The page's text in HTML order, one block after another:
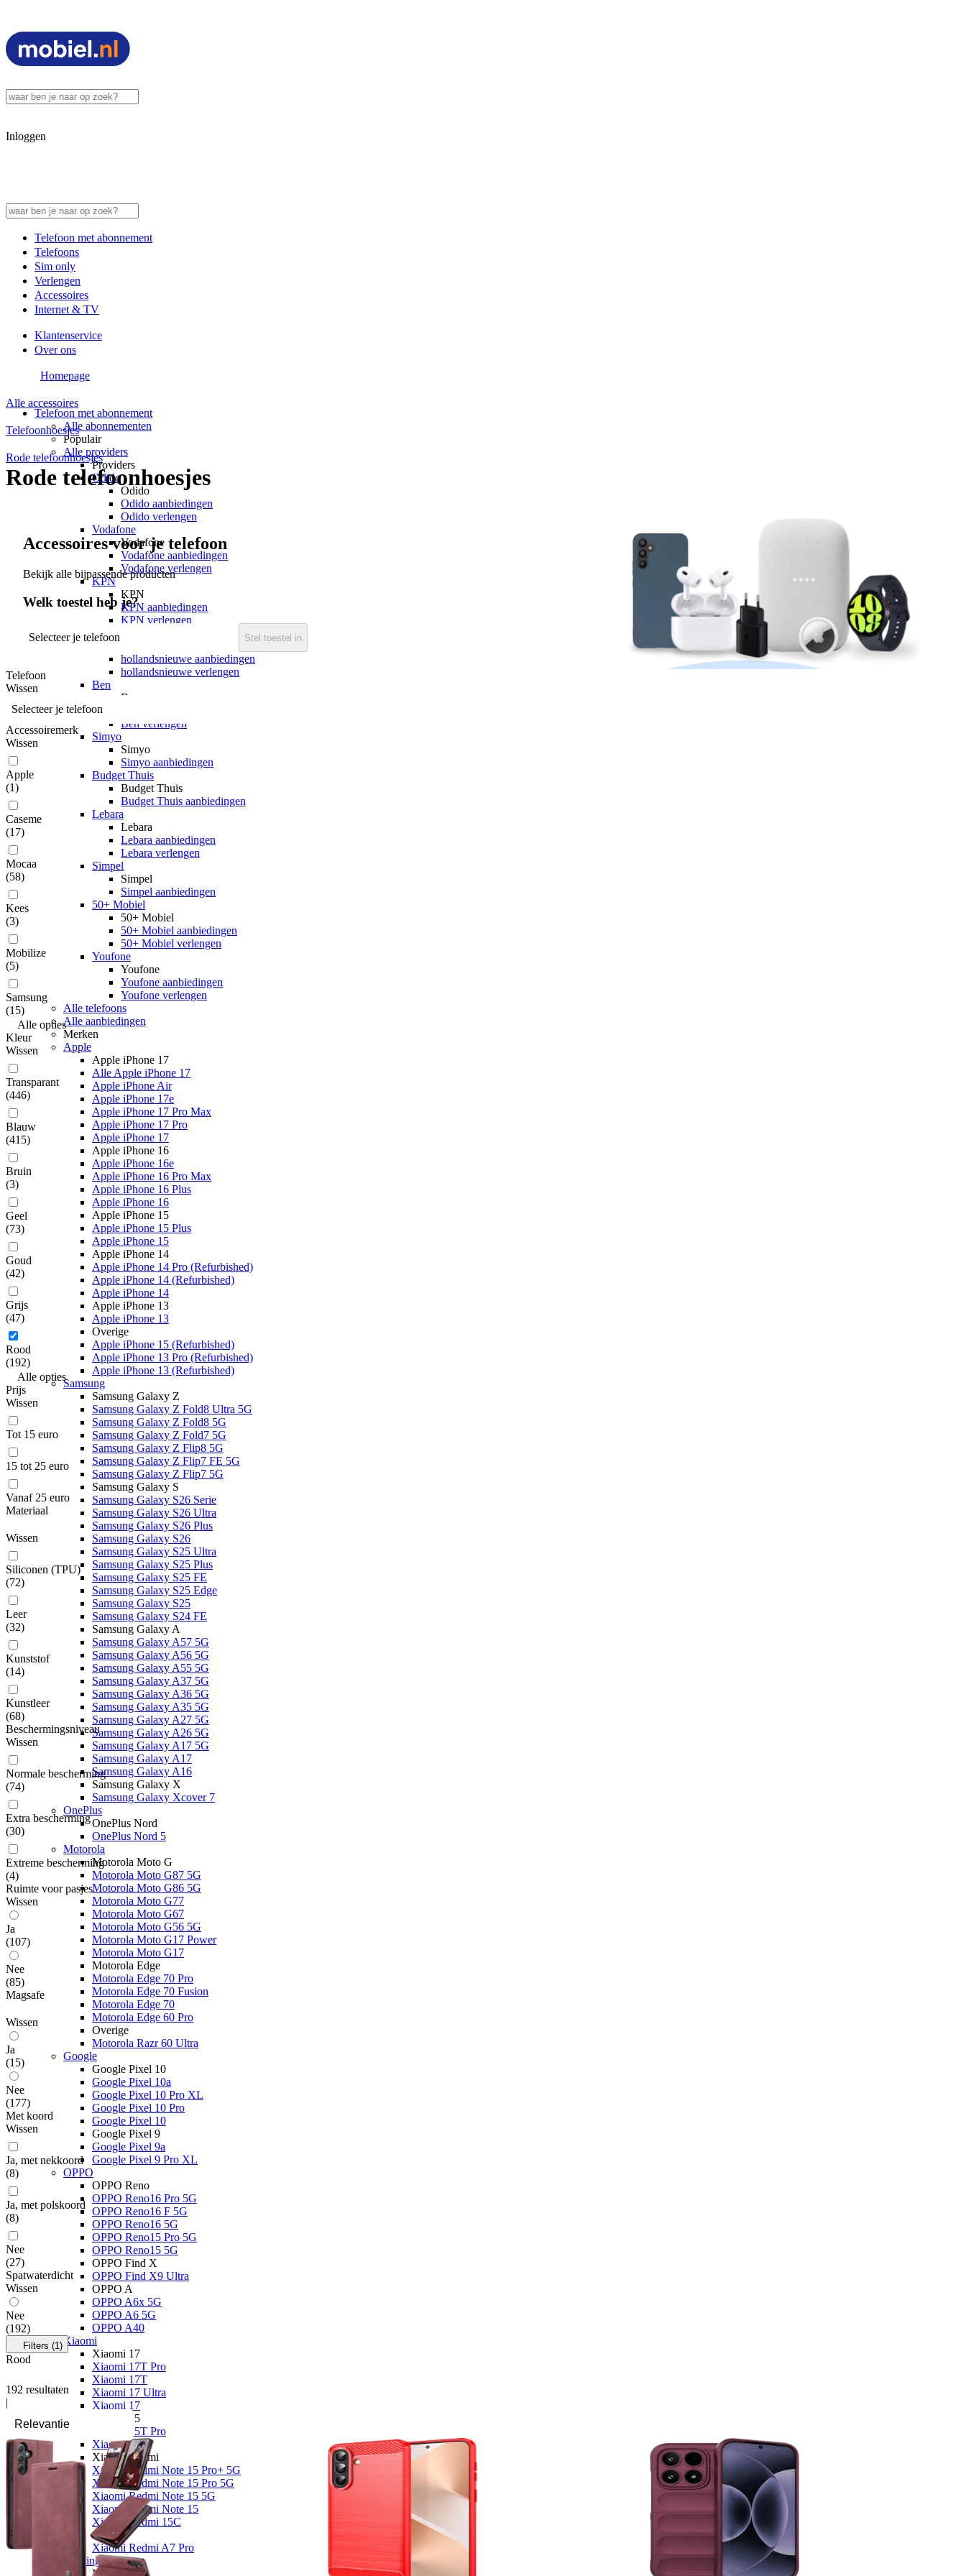
Inloggen
Telefoon met abonnement
Telefoons
Sim only
Verlengen
Accessoires
Internet & TV
Klantenservice
Over ons
Telefoon met abonnement
Alle abonnementen
Populair
Alle providers
Providers
Odido
Odido
Odido aanbiedingen
Odido verlengen
Vodafone
Vodafone
Vodafone aanbiedingen
Vodafone verlengen
KPN
KPN
KPN aanbiedingen
KPN verlengen
hollandsnieuwe
hollandsnieuwe aanbiedingen
hollandsnieuwe verlengen
Ben
Ben
Ben verlengen
Simyo
Simyo
Simyo aanbiedingen
Budget Thuis
Budget Thuis
Budget Thuis aanbiedingen
Lebara
Lebara
Lebara aanbiedingen
Lebara verlengen
Simpel
Simpel
Simpel aanbiedingen
50+ Mobiel
50+ Mobiel
50+ Mobiel aanbiedingen
50+ Mobiel verlengen
Youfone
Youfone
Youfone aanbiedingen
Youfone verlengen
Alle telefoons
Alle aanbiedingen
Merken
Apple
Apple iPhone 17
Alle Apple iPhone 17
Apple iPhone Air
Apple iPhone 17e
Apple iPhone 17 Pro Max
Apple iPhone 17 Pro
Apple iPhone 17
Apple iPhone 16
Apple iPhone 16e
Apple iPhone 16 Pro Max
Apple iPhone 16 Plus
Apple iPhone 16
Apple iPhone 15
Apple iPhone 15 Plus
Apple iPhone 15
Apple iPhone 14
Apple iPhone 14 Pro (Refurbished)
Apple iPhone 14 (Refurbished)
Apple iPhone 14
Apple iPhone 13
Apple iPhone 13
Overige
Apple iPhone 15 (Refurbished)
Apple iPhone 13 Pro (Refurbished)
Apple iPhone 13 (Refurbished)
Samsung
Samsung Galaxy Z
Samsung Galaxy Z Fold8 Ultra 5G
Samsung Galaxy Z Fold8 5G
Samsung Galaxy Z Fold7 5G
Samsung Galaxy Z Flip8 5G
Samsung Galaxy Z Flip7 FE 5G
Samsung Galaxy Z Flip7 5G
Samsung Galaxy S
Samsung Galaxy S26 Serie
Samsung Galaxy S26 Ultra
Samsung Galaxy S26 Plus
Samsung Galaxy S26
Samsung Galaxy S25 Ultra
Samsung Galaxy S25 Plus
Samsung Galaxy S25 FE
Samsung Galaxy S25 Edge
Samsung Galaxy S25
Samsung Galaxy S24 FE
Samsung Galaxy A
Samsung Galaxy A57 5G
Samsung Galaxy A56 5G
Samsung Galaxy A55 5G
Samsung Galaxy A37 5G
Samsung Galaxy A36 5G
Samsung Galaxy A35 5G
Samsung Galaxy A27 5G
Samsung Galaxy A26 5G
Samsung Galaxy A17 5G
Samsung Galaxy A17
Samsung Galaxy A16
Samsung Galaxy X
Samsung Galaxy Xcover 7
OnePlus
OnePlus Nord
OnePlus Nord 5
Motorola
Motorola Moto G
Motorola Moto G87 5G
Motorola Moto G86 5G
Motorola Moto G77
Motorola Moto G67
Motorola Moto G56 5G
Motorola Moto G17 Power
Motorola Moto G17
Motorola Edge
Motorola Edge 70 Pro
Motorola Edge 70 Fusion
Motorola Edge 70
Motorola Edge 60 Pro
Overige
Motorola Razr 60 Ultra
Google
Google Pixel 10
Google Pixel 10a
Google Pixel 10 Pro XL
Google Pixel 10 Pro
Google Pixel 10
Google Pixel 9
Google Pixel 9a
Google Pixel 9 Pro XL
OPPO
OPPO Reno
OPPO Reno16 Pro 5G
OPPO Reno16 F 5G
OPPO Reno16 5G
OPPO Reno15 Pro 5G
OPPO Reno15 5G
OPPO Find X
OPPO Find X9 Ultra
OPPO A
OPPO A6x 5G
OPPO A6 5G
OPPO A40
Xiaomi
Xiaomi 17
Xiaomi 17T Pro
Xiaomi 17T
Xiaomi 17 Ultra
Xiaomi 17
Xiaomi 15
Xiaomi 15T Pro
Xiaomi 15T
Xiaomi Redmi
Xiaomi Redmi Note 15 Pro+ 5G
Xiaomi Redmi Note 15 Pro 5G
Xiaomi Redmi Note 15 5G
Xiaomi Redmi Note 15
Xiaomi Redmi 15C
Overige
Xiaomi Redmi A7 Pro
Nothing
Nothing
Homepage
Alle accessoires
Telefoonhoesjes
Rode telefoonhoesjes
Rode telefoonhoesjes
Accessoires voor je telefoon
Bekijk alle bijpassende producten
Welk toestel heb je?
Selecteer je telefoon Stel toestel in
Telefoon
Wissen
Selecteer je telefoon
Accessoiremerk
Wissen
Apple
(1)
Caseme
(17)
Mocaa
(58)
Kees
(3)
Mobilize
(5)
Samsung
(15)
Alle opties
Kleur
Wissen
Transparant
(446)
Blauw
(415)
Bruin
(3)
Geel
(73)
Goud
(42)
Grijs
(47)
Rood
(192)
Alle opties
Prijs
Wissen
Tot 15 euro
15 tot 25 euro
Vanaf 25 euro
Materiaal
Wissen
Siliconen (TPU)
(72)
Leer
(32)
Kunststof
(14)
Kunstleer
(68)
Beschermingsniveau
Wissen
Normale bescherming
(74)
Extra bescherming
(30)
Extreme bescherming
(4)
Ruimte voor pasjes
Wissen
Ja
(107)
Nee
(85)
Magsafe
Wissen
Ja
(15)
Nee
(177)
Met koord
Wissen
Ja, met nekkoord
(8)
Ja, met polskoord
(8)
Nee
(27)
Spatwaterdicht
Wissen
Nee
(192)
Filters (1)
Rood
192 resultaten
|